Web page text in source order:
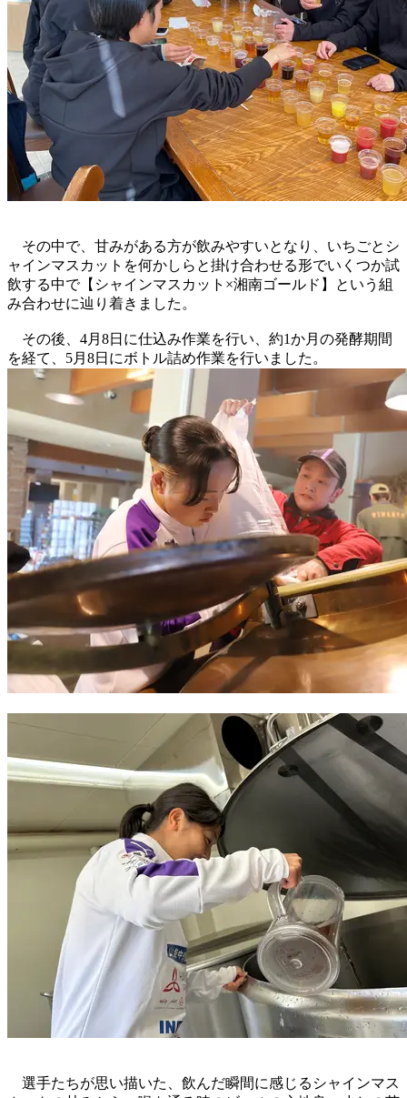
その中で、甘みがある方が飲みやすいとなり、いちごとシ
ャインマスカットを何かしらと掛け合わせる形でいくつか試
飲する中で【シャインマスカット×湘南ゴールド】という組
み合わせに辿り着きました。
その後、4月8日に仕込み作業を行い、約1か月の発酵期間
を経て、5月8日にボトル詰め作業を行いました。
選手たちが思い描いた、飲んだ瞬間に感じるシャインマス